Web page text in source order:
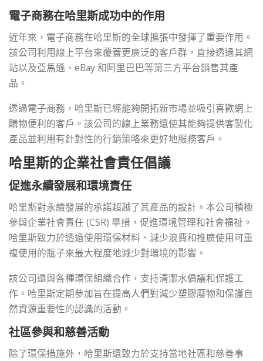
電子商務在哈里斯成功中的作用
近年來，電子商務在哈里斯的全球擴張中發揮了重要作用。
該公司利用線上平台來覆蓋更廣泛的客戶群，直接透過其網
站以及亞馬遜、eBay 和阿里巴巴等第三方平台銷售其產
品。
透過電子商務，哈里斯已經能夠開拓新市場並吸引喜歡網上
購物便利的客戶。該公司的線上業務還使其能夠提供客製化
產品並利用有針對性的行銷策略來更好地服務客戶。
哈里斯的企業社會責任倡議
促進永續發展和環境責任
哈里斯對永續發展的承諾超越了其產品的設計。本公司積極
參與企業社會責任 (CSR) 舉措，促進環境管理和社會福祉。
哈里斯致力於透過使用環保材料、減少浪費和推廣使用可重
複使用的瓶子來最大程度地減少對環境的影響。
該公司還與各種環保組織合作，支持清潔水倡議和保護工
作。哈里斯定期參加旨在提高人們對減少塑膠廢物和保護自
然資源重要性的認識的活動。
社區參與和慈善活動
除了環保措施外，哈里斯還致力於支持當地社區和慈善事